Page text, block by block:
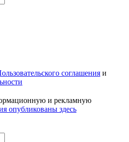
соглашения и
и рекламную
опубликованы здесь